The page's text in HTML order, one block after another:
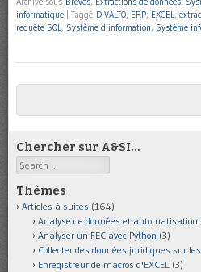
informatique
Taggé DIVALTO, ERP, EXCEL,
requête SQL, Système d'information, Système
Chercher sur A&SI…
Search
Thèmes
Articles à suites (164)
Analyse de données et automatisation
Analyser un FEC avec Python (3)
Collecter des données juridiques sur
Enregistreur de macros d'EXCEL (3)